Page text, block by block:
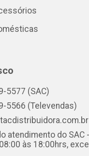
5577 (SAC)
5566 (Televendas)
atendimento do SAC
às 18:00hrs,